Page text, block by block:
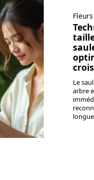
Fleurs
Le
arbre